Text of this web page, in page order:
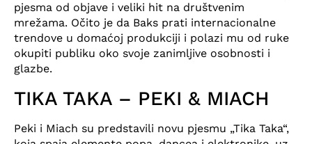
pjesma od objave i veliki hit na društvenim
mrežama. Očito je da Baks prati internacionalne
trendove u domaćoj produkciji i polazi mu od ruke
okupiti publiku oko svoje zanimljive osobnosti i
glazbe.
TIKA TAKA – PEKI & MIACH
Peki i Miach su predstavili novu pjesmu „Tika Taka“,